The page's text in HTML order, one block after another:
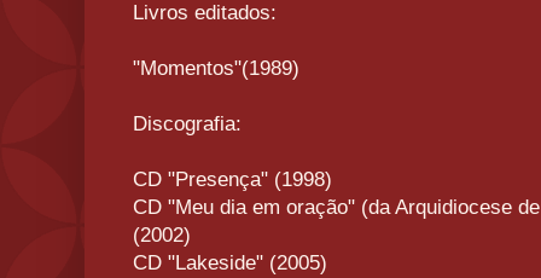
Livros editados:
"Momentos"(1989)
Discografia:
CD "Presença" (1998)
CD "Meu dia em oração" (da Arquidiocese
(2002)
CD "Lakeside" (2005)